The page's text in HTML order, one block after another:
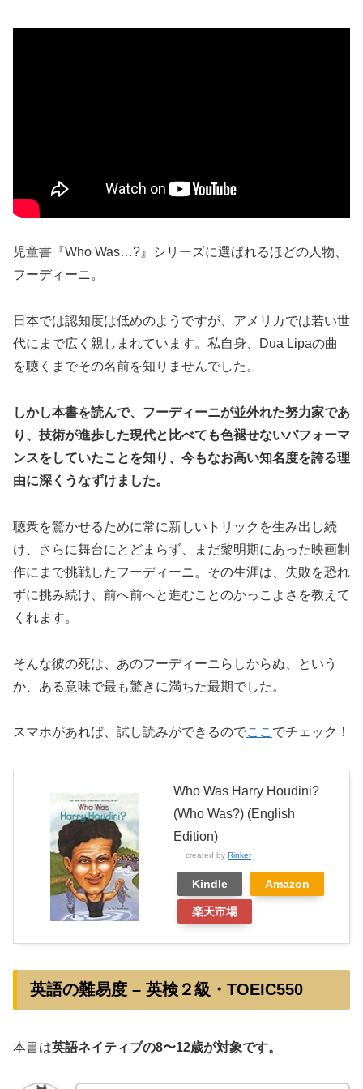
児童書『Who Was…?』シリーズに選ばれるほどの人物、
フーディーニ。
日本では認知度は低めのようですが、アメリカでは若い世
代にまで広く親しまれています。私自身、Dua Lipaの曲
を聴くまでその名前を知りませんでした。
しかし本書を読んで、フーディーニが並外れた努力家であ
り、技術が進歩した現代と比べても色褪せないパフォーマ
ンスをしていたことを知り、今もなお高い知名度を誇る理
由に深くうなずけました。
聴衆を驚かせるために常に新しいトリックを生み出し続
け、さらに舞台にとどまらず、まだ黎明期にあった映画制
作にまで挑戦したフーディーニ。その生涯は、失敗を恐れ
ずに挑み続け、前へ前へと進むことのかっこよさを教えて
くれます。
そんな彼の死は、あのフーディーニらしからぬ、という
か、ある意味で最も驚きに満ちた最期でした。
スマホがあれば、試し読みができるのでここ でチェック！
Who Was Harry Houdini?
(Who Was?) (English
Edition)
created by Rinker
Kindle Amazon
楽天市場
英語の難易度 – 英検２級・TOEIC550
本書は英語ネイティブの8〜12歳が対象です。